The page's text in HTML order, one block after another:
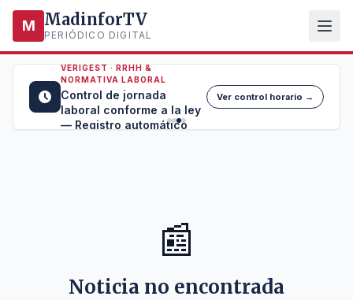
M MadinforTV
PERIÓDICO DIGITAL
VERIGEST · RRHH &
NORMATIVA LABORAL
Control de jornada
laboral conforme a la ley
— Registro automático
Ver control horario →
📰
Noticia no encontrada